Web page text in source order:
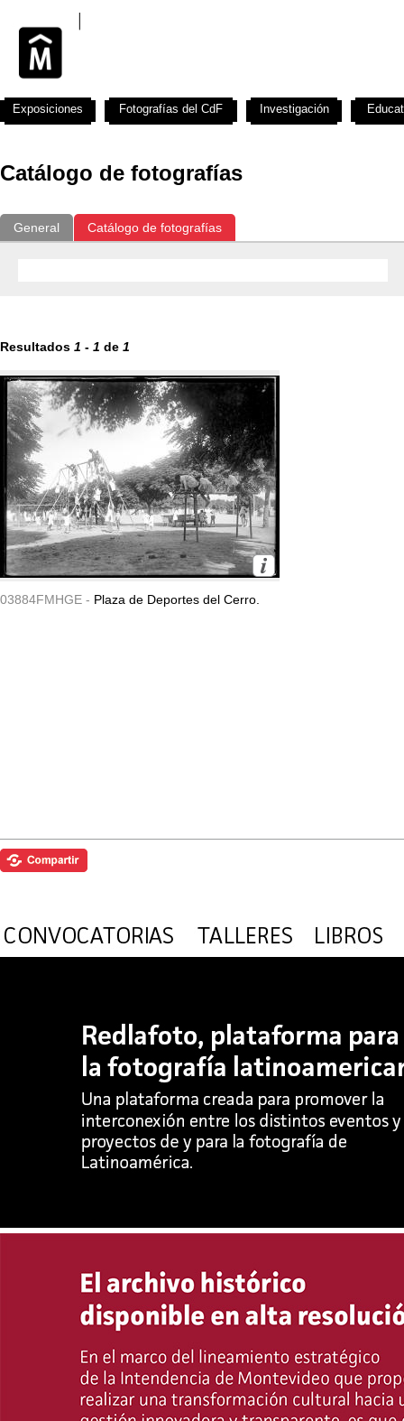
Catálogo de fotografías
General Catálogo de fotografías
Resultados 1 - 1 de 1
03884FMHGE - Plaza de Deportes del Cerro.
Exposiciones Fotografías del CdF Investigación